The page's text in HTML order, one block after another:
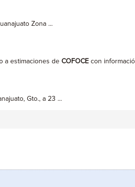
Zona ...
a estimaciones de COFOCE con
Gto., a 23 ...